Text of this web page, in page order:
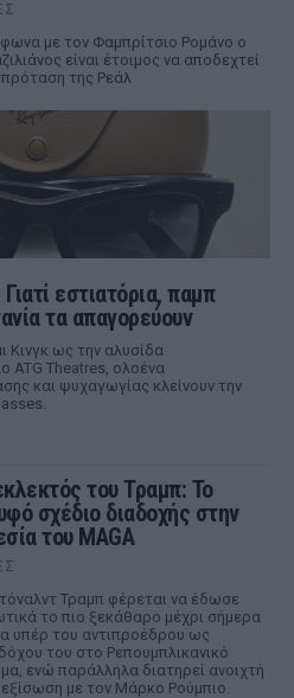
με τον Φαμπρίτσιο Ρομάνο ο
είναι έτοιμος να αποδεχτεί
πρόταση της Ρεάλ
εστιατόρια, παμπ
τα απαγορεύουν
Κινγκ ως την αλυσίδα
ATG Theatres, ολοένα
και ψυχαγωγίας κλείνουν την
του Τραμπ: Το
σχέδιο διαδοχής στην
του MAGA
Τραμπ φέρεται να έδωσε
το πιο ξεκάθαρο μέχρι σήμερα
υπέρ του αντιπροέδρου ως
του στο Ρεπουμπλικανικό
ενώ παράλληλα διατηρεί ανοιχτή
εξίσωση με τον Μάρκο Ρούμπιο.